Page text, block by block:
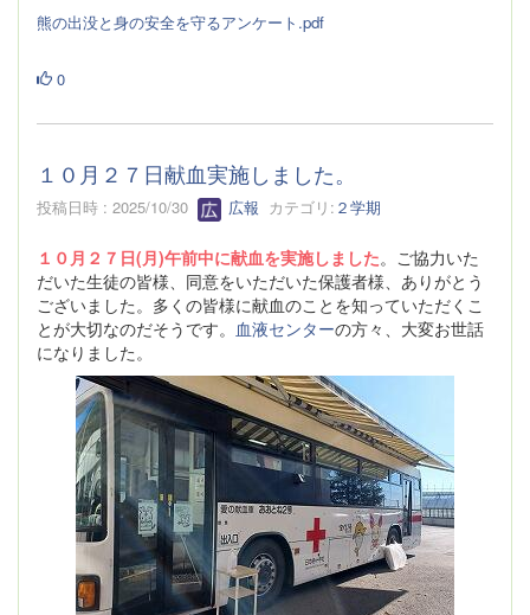
熊の出没と身の安全を守るアンケート.pdf
0
１０月２７日献血実施しました。
投稿日時 : 2025/10/30 広報 カテゴリ: ２学期
１０月２７日(月)午前中に献血を実施しました。ご協力いた
だいた生徒の皆様、同意をいただいた保護者様、ありがとう
ございました。多くの皆様に献血のことを知っていただくこ
とが大切なのだそうです。 血液センターの方々、大変お世話
になりました。